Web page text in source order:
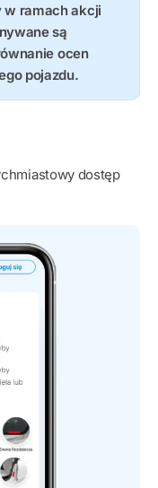
w ramach akcji
są
ocen
pojazdu.
dostęp